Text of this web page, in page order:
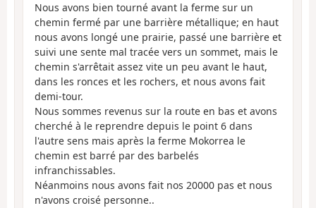
Nous avons bien tourné avant la ferme sur un
chemin fermé par une barrière métallique; en haut
nous avons longé une prairie, passé une barrière et
suivi une sente mal tracée vers un sommet, mais le
chemin s'arrêtait assez vite un peu avant le haut,
dans les ronces et les rochers, et nous avons fait
demi-tour.
Nous sommes revenus sur la route en bas et avons
cherché à le reprendre depuis le point 6 dans
l'autre sens mais après la ferme Mokorrea le
chemin est barré par des barbelés
infranchissables.
Néanmoins nous avons fait nos 20000 pas et nous
n'avons croisé personne..